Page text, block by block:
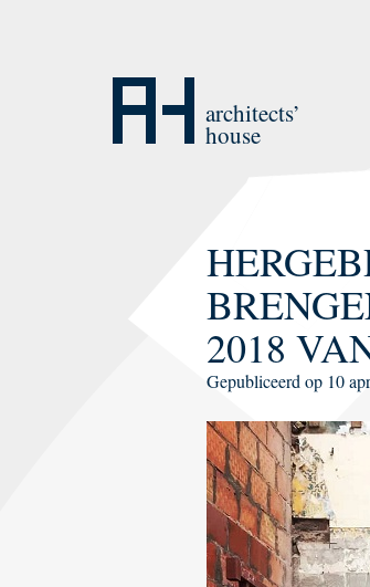
architects’
house
2018
Gepubliceerd op 10